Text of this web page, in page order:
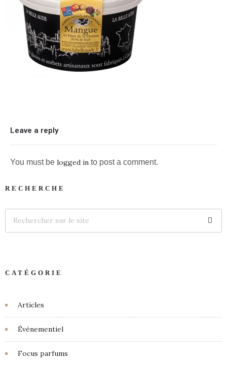
Leave a reply
You must be logged in to post a comment.
RECHERCHE
CATÉGORIE
Articles
Événementiel
Focus parfums